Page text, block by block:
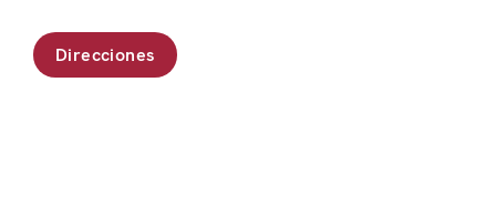
Direcciones